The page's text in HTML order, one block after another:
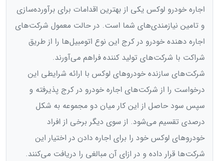
اجاره خودرو لوکس یکی از بهترین اقدامات برای برآورده‌سازی
و تامین نیازمندی‌های شما است. در حالت معمول شرکت‌های
اجاره دهنده خودرو در کرج این نوع اتومبیل‌ها را از طریق
شراکت با شرکت‌های تولید کننده فراهم می‌آورند.
شرکت‌های سازنده خودروهای لوکس با ارائه شرایطی این
درخواست را از شرکت‌های اجاره خودرو در کرج پذیرفته و
سپس سود حاصل از این کار میان دو مجموعه به شکل
درصدی تقسیم می‌شود. از سوی دیگر برخی از افراد
خودروهای لوکس خود را برای اجاره دادن در اختیار این
شرکت‌ها قرار داده و در ازای آن مبالغی را دریافت می‌کنند.